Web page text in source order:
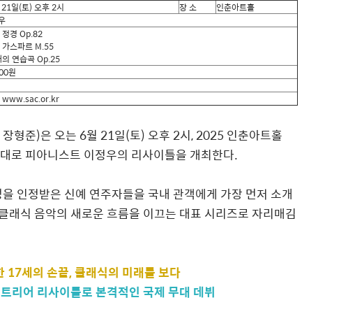
21일(토) 오후2시 장 소
인춘아트홀
경 Op.82
스파르 M.55
의 연습곡Op.25
원
www.sac.or.kr
형준)은 오는 6월 21일(토)오후 2시,2025 인춘아트홀
로 피아니스트 이정우의 리사이틀을 개최한다.
인정받은 신예 연주자들을 국내 관객에게 가장 먼저 소개
래식 음악의 새로운 흐름을 이끄는 대표 시리즈로 자리매김
17세의 손끝,클래식의 미래를 보다
리어 리사이틀로 본격적인 국제 무대 데뷔